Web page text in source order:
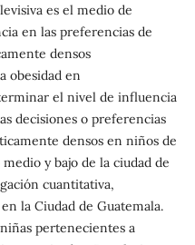
es el medio de
en las preferencias de
densos
obesidad en
el nivel de influencia
decisiones o preferencias
densos en niños de
y bajo de la ciudad de
cuantitativa,
la Ciudad de Guatemala.
pertenecientes a